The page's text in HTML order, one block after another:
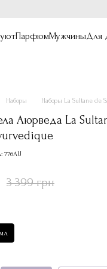
ПарфюмМужчиныДля
Наборы Наборы La Sultane de
Аюрведа La
776AU
3 399 грн